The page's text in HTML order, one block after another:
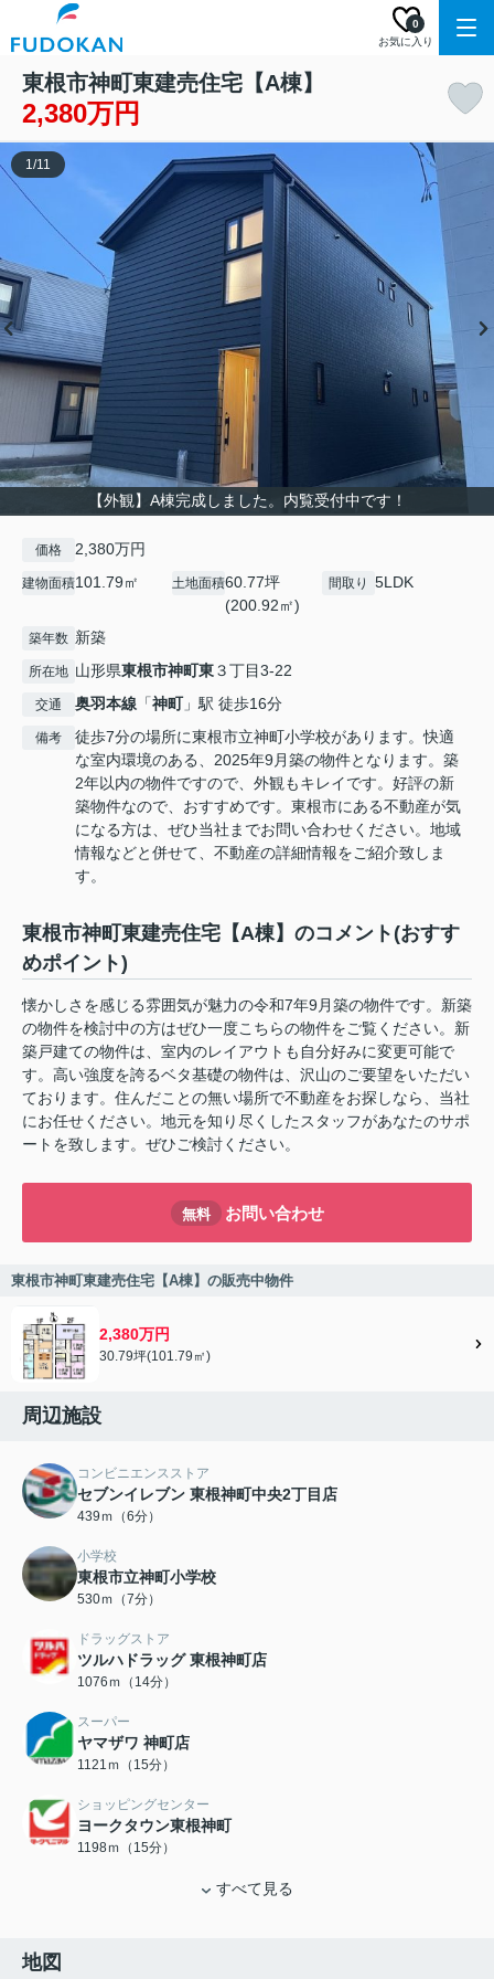
お気に入り
0
東根市神町東建売住宅【A棟】
2,380万円
【外観】A棟完成しました。内覧受付中です！
1/11
価格 2,380万円
建物面積101.79㎡ 土地面積60.77坪
(200.92㎡)
間取り 5LDK
築年数 新築
所在地 山形県東根市神町東３丁目3-22
交通 奥羽本線 「神町」駅 徒歩16分
備考
徒歩7分の場所に東根市立神町小学校があります。快適
な室内環境のある、2025年9月築の物件となります。築
2年以内の物件ですので、外観もキレイです。好評の新
築物件なので、おすすめです。東根市にある不動産が気
になる方は、ぜひ当社までお問い合わせください。地域
情報などと併せて、不動産の詳細情報をご紹介致しま
す。
東根市神町東建売住宅【A棟】のコメント(おすす
めポイント)
懐かしさを感じる雰囲気が魅力の令和7年9月築の物件です。新築
の物件を検討中の方はぜひ一度こちらの物件をご覧ください。新
築戸建ての物件は、室内のレイアウトも自分好みに変更可能で
す。高い強度を誇るベタ基礎の物件は、沢山のご要望をいただい
ております。住んだことの無い場所で不動産をお探しなら、当社
にお任せください。地元を知り尽くしたスタッフがあなたのサポ
ートを致します。ぜひご検討ください。
無料 お問い合わせ
東根市神町東建売住宅【A棟】の販売中物件
2,380万円
30.79坪(101.79㎡)
周辺施設
コンビニエンスストア
セブンイレブン 東根神町中央2丁目店
439ｍ（6分）
小学校
東根市立神町小学校
530ｍ（7分）
ドラッグストア
ツルハドラッグ 東根神町店
1076ｍ（14分）
スーパー
ヤマザワ 神町店
1121ｍ（15分）
ショッピングセンター
ヨークタウン東根神町
1198ｍ（15分）
すべて見る
地図